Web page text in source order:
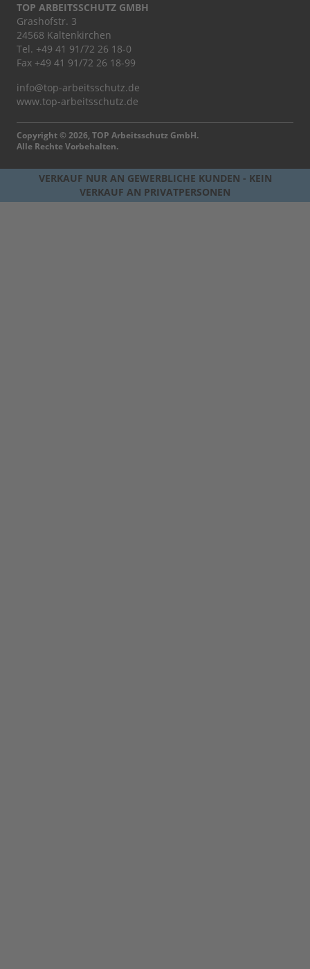
TOP ARBEITSSCHUTZ GMBH
Grashofstr. 3
24568 Kaltenkirchen
Tel. +49 41 91/72 26 18-0
Fax +49 41 91/72 26 18-99
info@top-arbeitsschutz.de
www.top-arbeitsschutz.de
Copyright © 2026, TOP Arbeitsschutz GmbH.
Alle Rechte Vorbehalten.
VERKAUF NUR AN GEWERBLICHE KUNDEN - KEIN
VERKAUF AN PRIVATPERSONEN